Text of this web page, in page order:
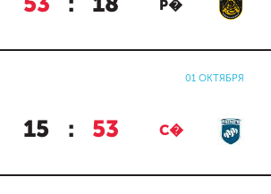
53 : 18 Р�
01 ОКТЯБРЯ
15 : 53 С�